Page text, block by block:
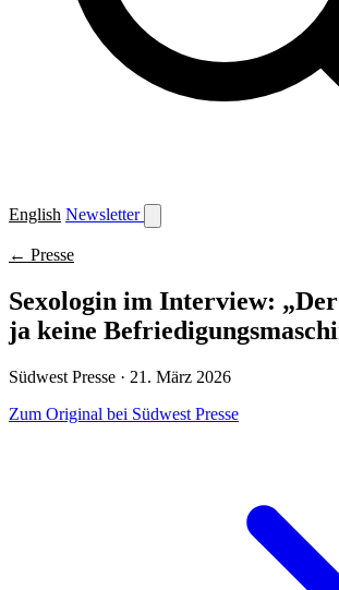
English Newsletter
← Presse
Sexologin im Interview:
ja keine
Südwest Presse · 21. März 2026
Zum Original bei Südwest Presse